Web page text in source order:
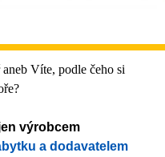
Víte, podle čeho si
výrobcem
a dodavatelem